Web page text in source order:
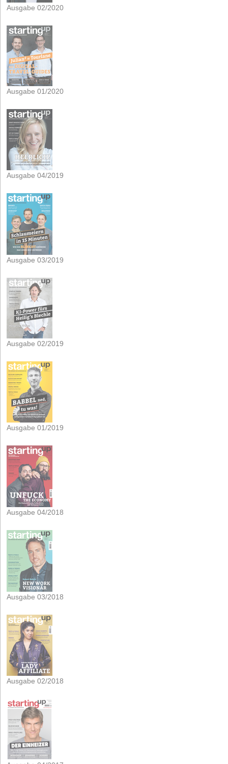
Ausgabe 02/2020
Ausgabe 01/2020
Ausgabe 04/2019
Ausgabe 03/2019
Ausgabe 02/2019
Ausgabe 01/2019
Ausgabe 04/2018
Ausgabe 03/2018
Ausgabe 02/2018